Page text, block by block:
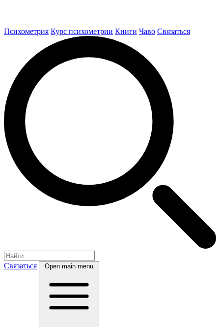
Психометрия Курс психометрии Книги Чаво Связаться
Связаться Open main menu